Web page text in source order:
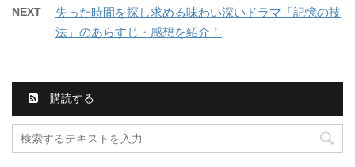
NEXT
失った時間を探し求める味わい深いドラマ「記憶の技
法」のあらすじ・感想を紹介！
購読する